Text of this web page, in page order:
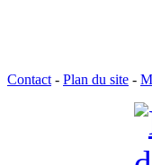
Contact- Plan du site -